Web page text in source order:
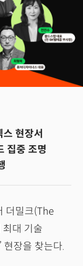
현장서
집중 조명
더밀크(The
최대 기술
현장을 찾는다.